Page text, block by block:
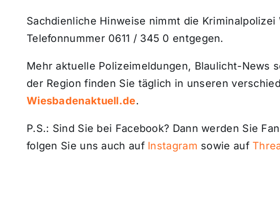
Sachdienliche Hinweise nimmt die
Telefonnummer 0611 / 345 0 entgegen.
Mehr aktuelle Polizeimeldungen, Blaulicht-News
der Region finden Sie täglich in unseren
Wiesbadenaktuell.de.
P.S.: Sind Sie bei Facebook? Dann werden Sie
folgen Sie uns auch auf Instagram sowie auf